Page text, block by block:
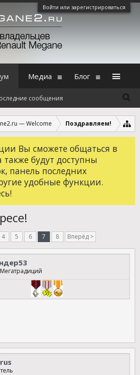
Войти или зарегистрироваться
— Welcome Поздравляем!
Вы сможете общаться в
будут доступны
панель последних
удобные функции.
4 5 6 7 8 Вперёд >
сообщения
Медиа Блог